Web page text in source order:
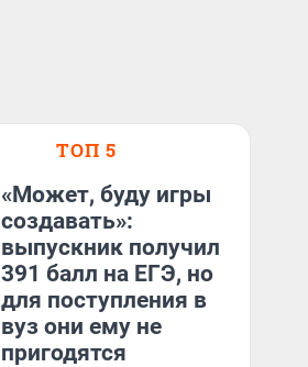
ТОП 5
«Может, буду игры
создавать»:
выпускник получил
391 балл на ЕГЭ, но
для поступления в
вуз они ему не
пригодятся